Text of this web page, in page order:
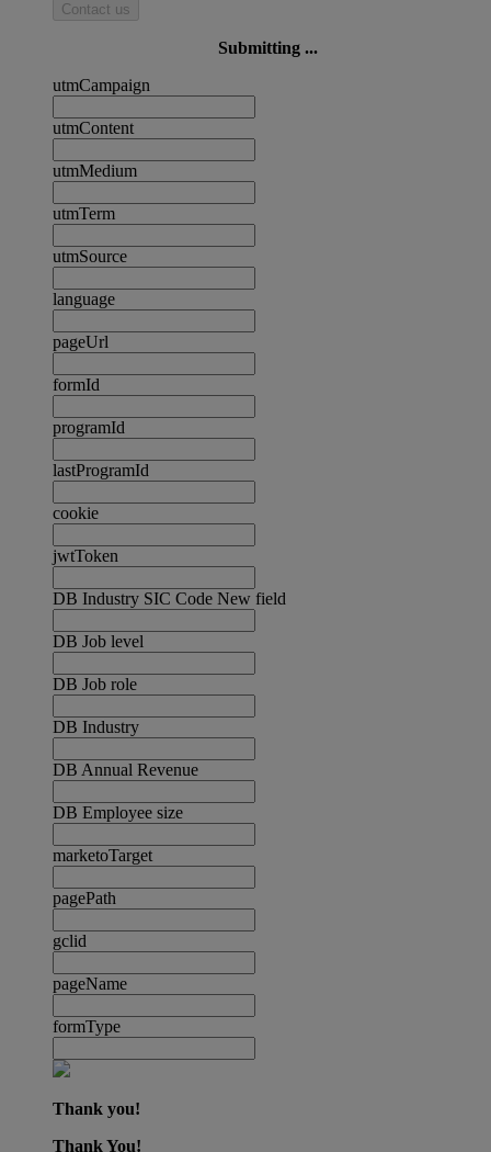
Contact us
Submitting ...
utmCampaign
utmContent
utmMedium
utmTerm
utmSource
language
pageUrl
formId
programId
lastProgramId
cookie
jwtToken
DB Industry SIC Code New field
DB Job level
DB Job role
DB Industry
DB Annual Revenue
DB Employee size
marketoTarget
pagePath
gclid
pageName
formType
Thank you!
Thank You!